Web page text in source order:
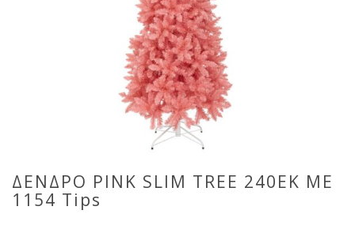
ΔΕΝΔΡΟ PINK SLIM TREE 240EK ΜΕ
1154 Tips